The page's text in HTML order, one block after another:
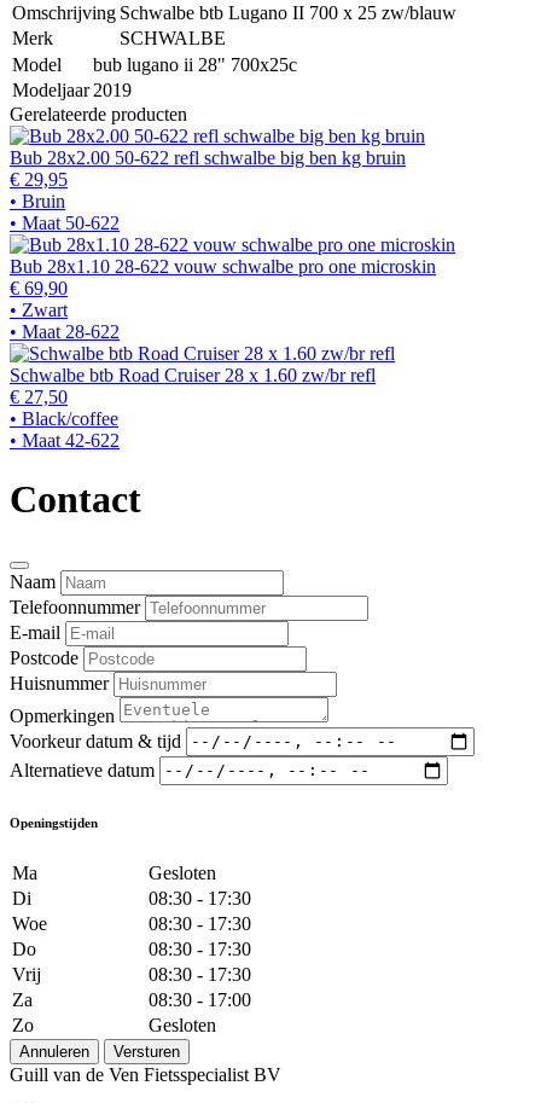
Omschrijving Schwalbe btb Lugano II 700 x 25 zw/blauw
Merk
SCHWALBE
Model
bub lugano ii 28" 700x25c
Modeljaar 2019
Gerelateerde producten
Bub 28x2.00 50-622 refl schwalbe big ben kg bruin
€ 29,95
• Bruin
• Maat 50-622
Bub 28x1.10 28-622 vouw schwalbe pro one microskin
€ 69,90
• Zwart
• Maat 28-622
Schwalbe btb Road Cruiser 28 x 1.60 zw/br refl
€ 27,50
• Black/coffee
• Maat 42-622
Contact
Naam
Telefoonnummer
E-mail
Postcode
Huisnummer
Opmerkingen
Voorkeur datum & tijd
Alternatieve datum
Openingstijden
Ma
Gesloten
Di
08:30 - 17:30
Woe
08:30 - 17:30
Do
08:30 - 17:30
Vrij
08:30 - 17:30
Za
08:30 - 17:00
Zo
Gesloten
Annuleren Versturen
Guill van de Ven Fietsspecialist BV